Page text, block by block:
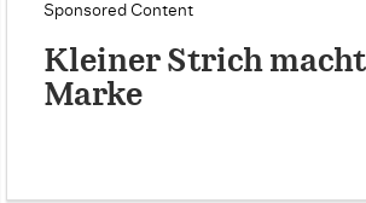
Sponsored Content
Kleiner Strich
Marke